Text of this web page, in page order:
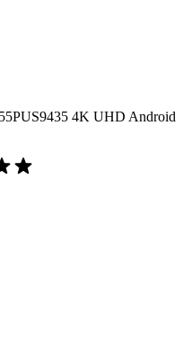
4K UHD Android